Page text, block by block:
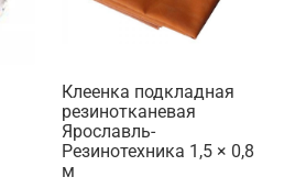
Клеенка подкладная
резинотканевая
Ярославль-
Резинотехника 1,5 × 0,8
м